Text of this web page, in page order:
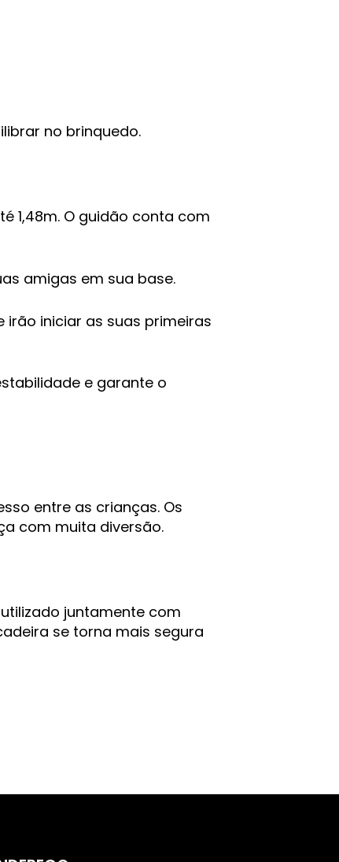
no brinquedo.
1,48m. O guidão conta com
amigas em sua base.
iniciar as suas primeiras
e garante o
entre as crianças. Os
com muita diversão.
juntamente com
se torna mais segura